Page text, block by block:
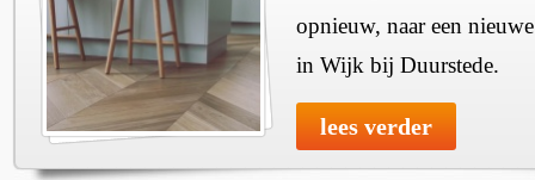
opnieuw, naar een
in Wijk bij Duurstede.
lees verder